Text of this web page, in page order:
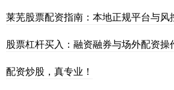
莱芜股票配资指南：本地正规平台与风
股票杠杆买入：融资融券与场外配资操
配资炒股，真专业！